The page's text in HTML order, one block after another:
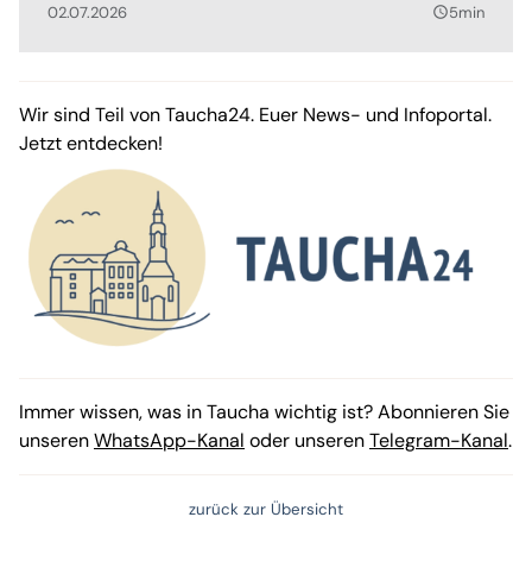
02.07.2026 query_builder5min
Wir sind Teil von Taucha24. Euer News- und Infoportal.
Jetzt entdecken!
Immer wissen, was in Taucha wichtig ist? Abonnieren Sie
unserenWhatsApp-Kanal oder unserenTelegram-Kanal.
zurück zur Übersicht